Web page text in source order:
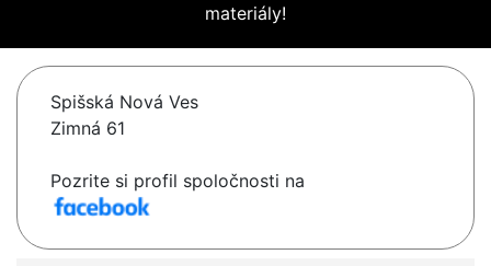
materiály!
Spišská Nová Ves
Zimná 61
Pozrite si profil spoločnosti na